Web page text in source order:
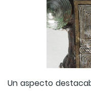
Un aspecto